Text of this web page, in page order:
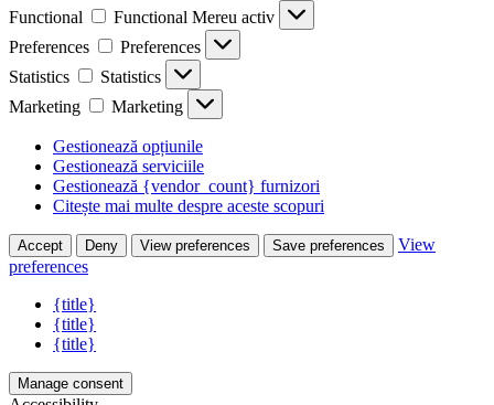
Functional
Functional Mereu activ
Preferences
Preferences
Statistics
Statistics
Marketing
Marketing
Gestionează opțiunile
Gestionează serviciile
Gestionează {vendor_count} furnizori
Citește mai multe despre aceste scopuri
Accept Deny View preferences Save preferences
View
preferences
{title}
{title}
{title}
Manage consent